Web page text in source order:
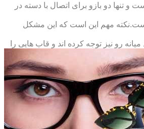
تنها دو بازو برای اتصال با دسته در
مهم این است که این مشکل
رو نیز توجه کرده اند و قاب هایی را